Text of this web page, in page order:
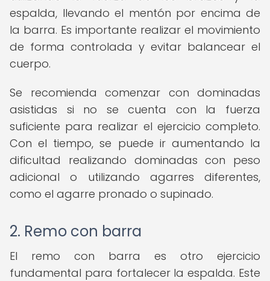
espalda, llevando el mentón por encima de
la barra. Es importante realizar el movimiento
de forma controlada y evitar balancear el
cuerpo.
Se recomienda comenzar con dominadas
asistidas si no se cuenta con la fuerza
suficiente para realizar el ejercicio completo.
Con el tiempo, se puede ir aumentando la
dificultad realizando dominadas con peso
adicional o utilizando agarres diferentes,
como el agarre pronado o supinado.
2. Remo con barra
El remo con barra es otro ejercicio
fundamental para fortalecer la espalda. Este